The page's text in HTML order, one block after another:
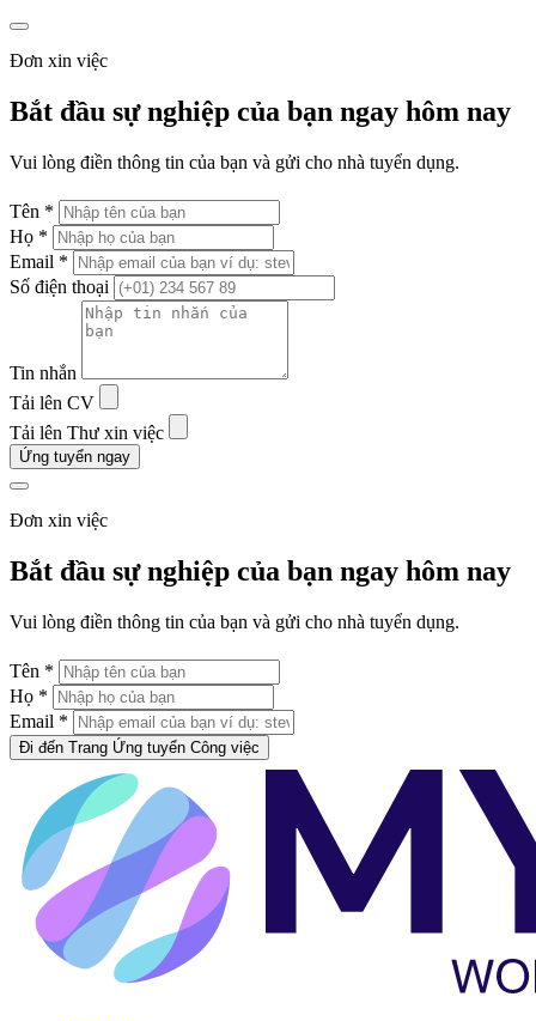
Đơn xin việc
Bắt đầu sự nghiệp của bạn ngay hôm nay
Vui lòng điền thông tin của bạn và gửi cho nhà tuyển dụng.
Tên *
Họ *
Email *
Số điện thoại
Tin nhắn
Tải lên CV
Tải lên Thư xin việc
Ứng tuyển ngay
Đơn xin việc
Bắt đầu sự nghiệp của bạn ngay hôm nay
Vui lòng điền thông tin của bạn và gửi cho nhà tuyển dụng.
Tên *
Họ *
Email *
Đi đến Trang Ứng tuyển Công việc